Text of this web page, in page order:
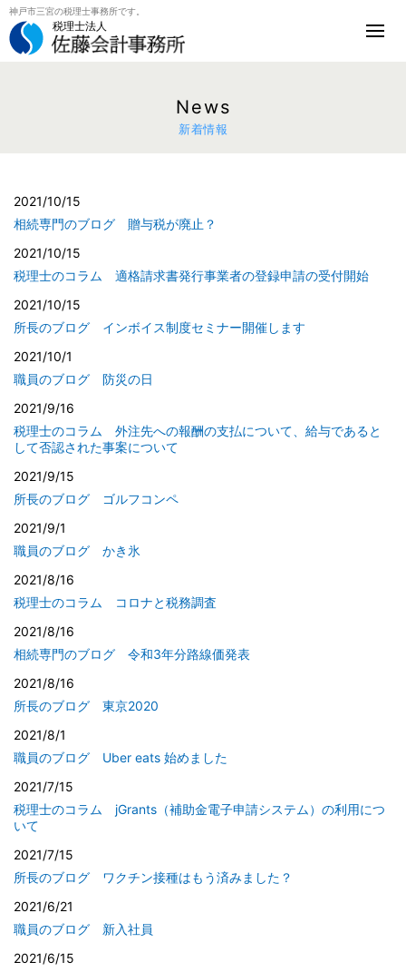
神戸市三宮の税理士事務所です。
税理士法人
News
新着情報
2021/10/15
相続専門のブログ 贈与税が廃止？
2021/10/15
税理士のコラム 適格請求書発行事業者の登録申請の受付開始
2021/10/15
所長のブログ インボイス制度セミナー開催します
2021/10/1
職員のブログ 防災の日
2021/9/16
税理士のコラム 外注先への報酬の支払について、給与であると
して否認された事案について
2021/9/15
所長のブログ ゴルフコンペ
2021/9/1
職員のブログ かき氷
2021/8/16
税理士のコラム コロナと税務調査
2021/8/16
相続専門のブログ 令和3年分路線価発表
2021/8/16
所長のブログ 東京2020
2021/8/1
職員のブログ Uber eats 始めました
2021/7/15
税理士のコラム jGrants（補助金電子申請システム）の利用につ
いて
2021/7/15
所長のブログ ワクチン接種はもう済みました？
2021/6/21
職員のブログ 新入社員
2021/6/15